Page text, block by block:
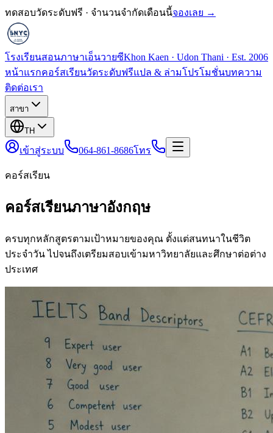
ทดสอบวัดระดับฟรี · จำนวนจำกัดเดือนนี้จองเลย →
โรงเรียนสอนภาษาเอ็นวายซีKhon Kaen · Udon Thani · Est. 2006
หน้าแรกคอร์สเรียนวัดระดับฟรีแปล & ล่ามโปรโมชั่นบทความ
ติดต่อเรา
สาขา
TH
เข้าสู่ระบบ 064-861-8686โทร
คอร์สเรียน
คอร์สเรียนภาษาอังกฤษ
ครบทุกหลักสูตรตามเป้าหมายของคุณ ตั้งแต่สนทนาในชีวิต
ประจำวัน ไปจนถึงเตรียมสอบเข้ามหาวิทยาลัยและศึกษาต่อต่าง
ประเทศ